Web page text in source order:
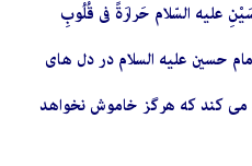
علیه السّلام حَرارَةً فى قُلُوبِ
اَبَداً؛[١] شهادت امام حسين عليه السلام در دل‏ هاى
مى‏ كند كه هرگز خاموش نخواهد